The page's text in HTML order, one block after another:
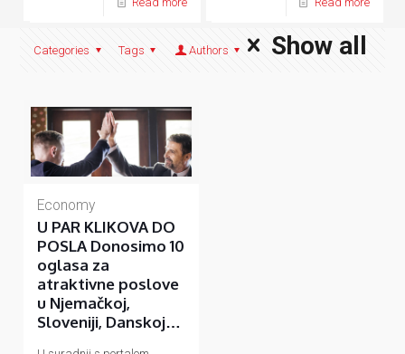
Categories Tags Authors Show all
Economy
U PAR KLIKOVA DO
POSLA Donosimo 10
oglasa za
atraktivne poslove
u Njemačkoj,
Sloveniji, Danskoj…